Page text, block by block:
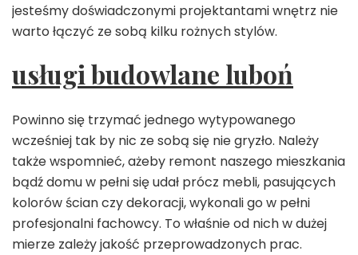
jesteśmy doświadczonymi projektantami wnętrz nie
warto łączyć ze sobą kilku rożnych stylów.
usługi budowlane luboń
Powinno się trzymać jednego wytypowanego
wcześniej tak by nic ze sobą się nie gryzło. Należy
także wspomnieć, ażeby remont naszego mieszkania
bądź domu w pełni się udał prócz mebli, pasujących
kolorów ścian czy dekoracji, wykonali go w pełni
profesjonalni fachowcy. To właśnie od nich w dużej
mierze zależy jakość przeprowadzonych prac.